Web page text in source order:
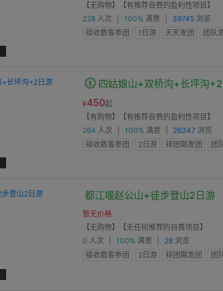
【无购物】
【有推荐自费的盈利性项目】
228 人次 100% 满意 39745 浏览
接收散客参团
1日游 天天发团 团队
四姑娘山+双桥沟+长坪沟
¥450起
【有购物】
【有推荐自费的盈利性项目】
264 人次 100% 满意 26347 浏览
接收散客参团
2日游 排团期发团 团
都江堰赵公山+徒步登山2日游
暂无价格
【无购物】
【无任何推荐的自费项目】
0 人次 100% 满意 28 浏览
接收散客参团
2日游 排团期发团 团